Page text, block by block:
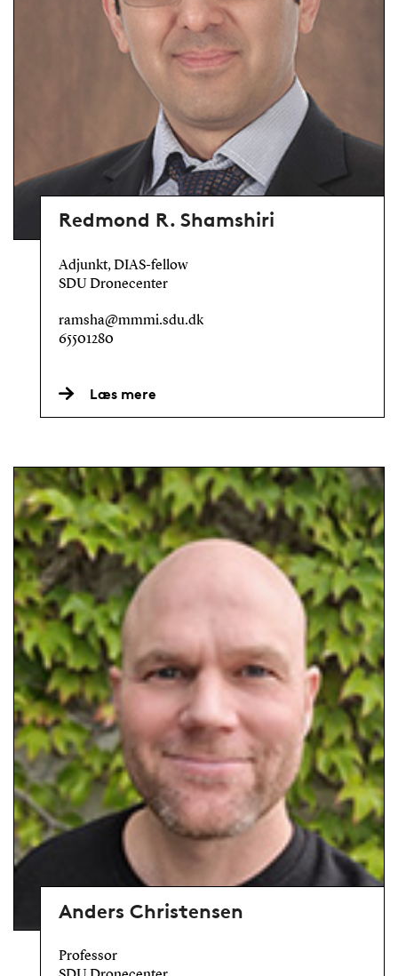
Redmond R. Shamshiri
Adjunkt, DIAS-fellow
SDU Dronecenter
ramsha@mmmi.sdu.dk
65501280
Læs mere
Anders Christensen
Professor